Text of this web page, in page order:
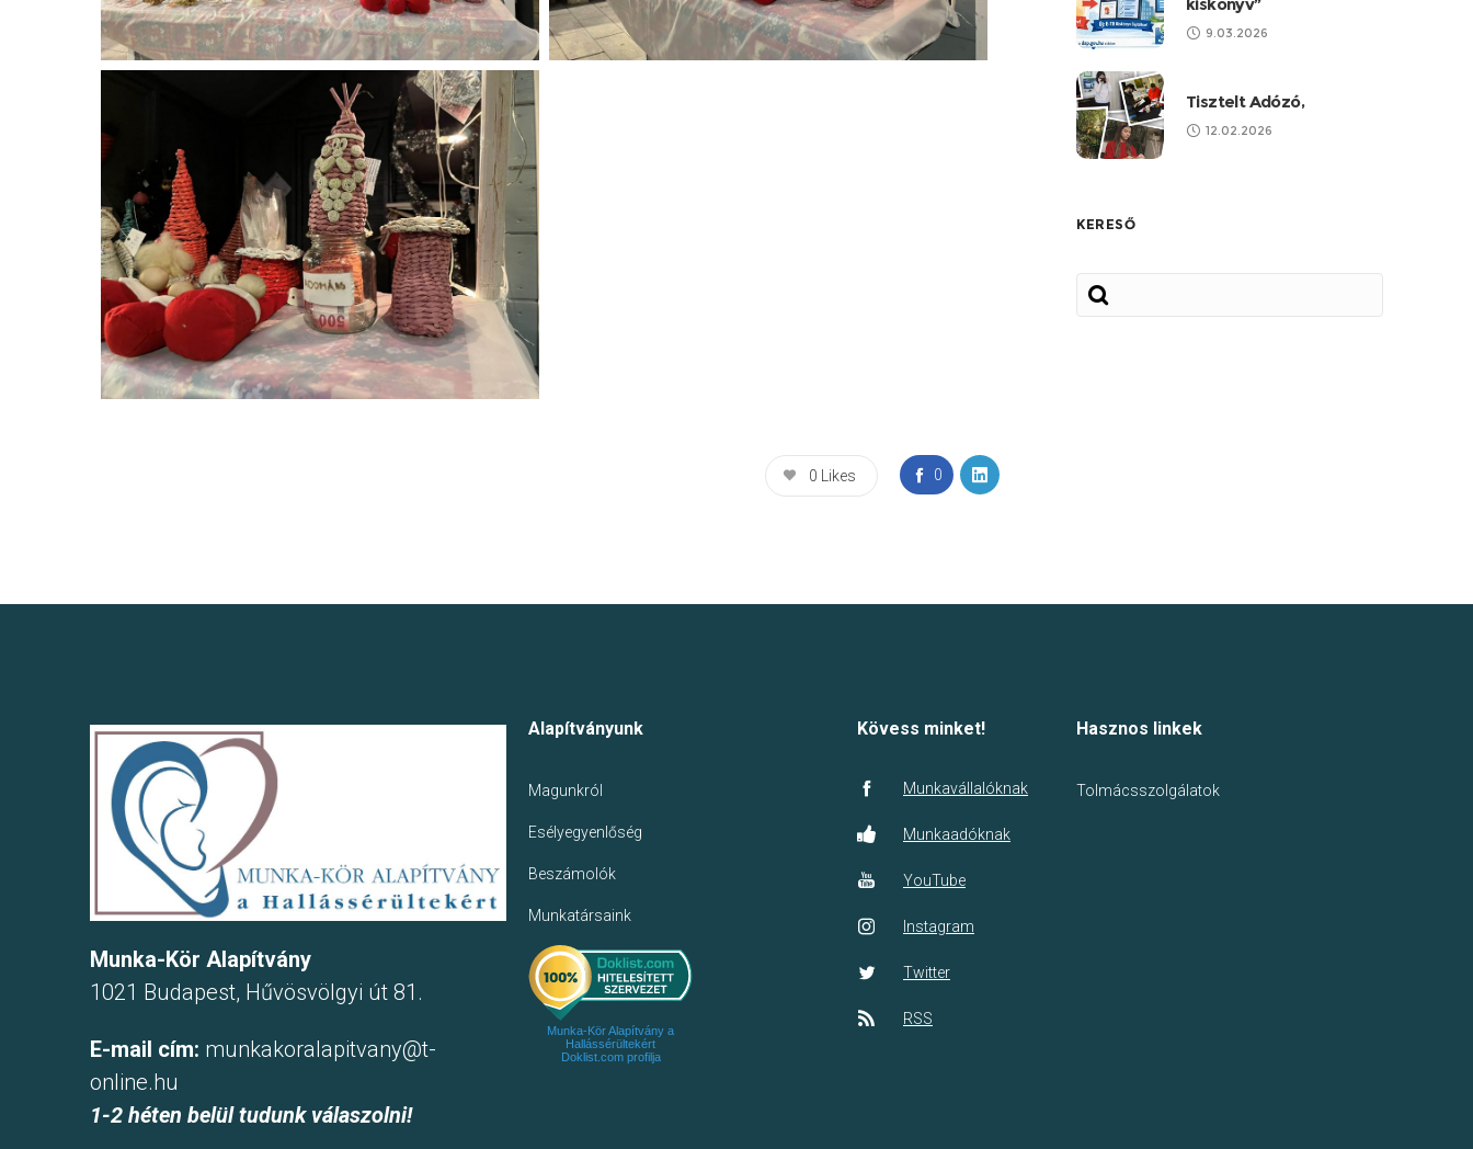
0
0 Likes
9.03.2026
Tisztelt Adózó,
12.02.2026
KERESŐ
Munka-Kör Alapítvány
1021 Budapest, Hűvösvölgyi út 81.
E-mail cím: munkakoralapitvany@t-
online.hu
1-2 héten belül tudunk válaszolni!
Alapítványunk
Magunkról
Esélyegyenlőség
Beszámolók
Munkatársaink
Munka-Kör Alapítvány a
Hallássérültekért
Doklist.com profilja
Kövess minket!
Munkavállalóknak
Munkaadóknak
YouTube
Instagram
Twitter
RSS
Hasznos linkek
Tolmácsszolgálatok